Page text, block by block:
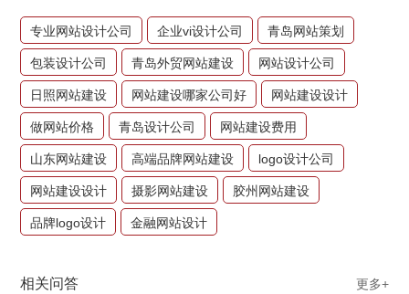
专业网站设计公司 企业vi设计公司 青岛网站策划
包装设计公司 青岛外贸网站建设 网站设计公司
日照网站建设 网站建设哪家公司好 网站建设设计
做网站价格 青岛设计公司 网站建设费用
山东网站建设 高端品牌网站建设 logo设计公司
网站建设设计 摄影网站建设 胶州网站建设
品牌logo设计 金融网站设计
相关问答 更多+